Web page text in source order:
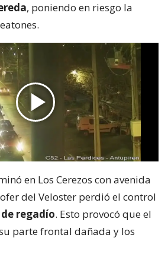
, poniendo en riesgo la
en Los Cerezos con avenida
del Veloster perdió el control
regadío. Esto provocó que el
parte frontal dañada y los